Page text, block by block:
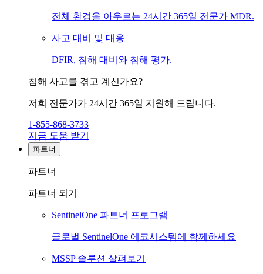
전체 환경을 아우르는 24시간 365일 전문가 MDR.
사고 대비 및 대응
DFIR, 침해 대비와 침해 평가.
침해 사고를 겪고 계신가요?
저희 전문가가 24시간 365일 지원해 드립니다.
1-855-868-3733
지금 도움 받기
파트너
파트너
파트너 되기
SentinelOne 파트너 프로그램
글로벌 SentinelOne 에코시스템에 함께하세요
MSSP 솔루션 살펴보기